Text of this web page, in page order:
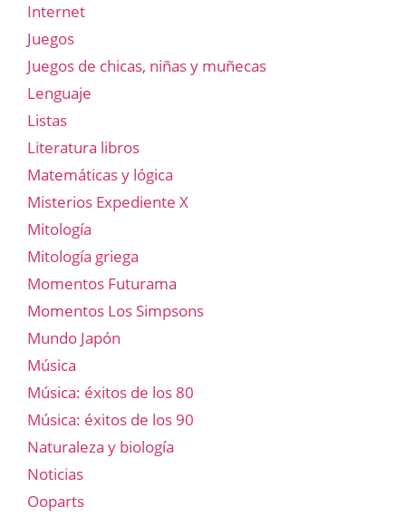
Internet
Juegos
Juegos de chicas, niñas y muñecas
Lenguaje
Listas
Literatura libros
Matemáticas y lógica
Misterios Expediente X
Mitología
Mitología griega
Momentos Futurama
Momentos Los Simpsons
Mundo Japón
Música
Música: éxitos de los 80
Música: éxitos de los 90
Naturaleza y biología
Noticias
Ooparts